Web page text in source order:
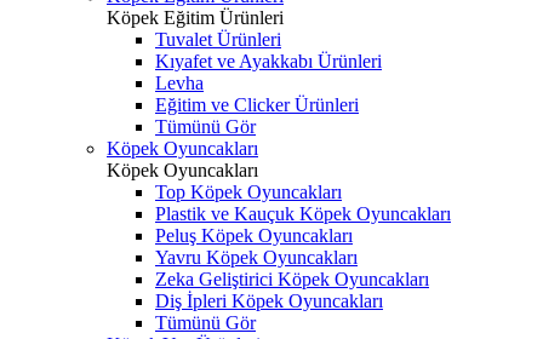
Köpek Eğitim Ürünleri
Tuvalet Ürünleri
Kıyafet ve Ayakkabı Ürünleri
Levha
Eğitim ve Clicker Ürünleri
Tümünü Gör
Köpek Oyuncakları
Köpek Oyuncakları
Top Köpek Oyuncakları
Plastik ve Kauçuk Köpek Oyuncakları
Peluş Köpek Oyuncakları
Yavru Köpek Oyuncakları
Zeka Geliştirici Köpek Oyuncakları
Diş İpleri Köpek Oyuncakları
Tümünü Gör